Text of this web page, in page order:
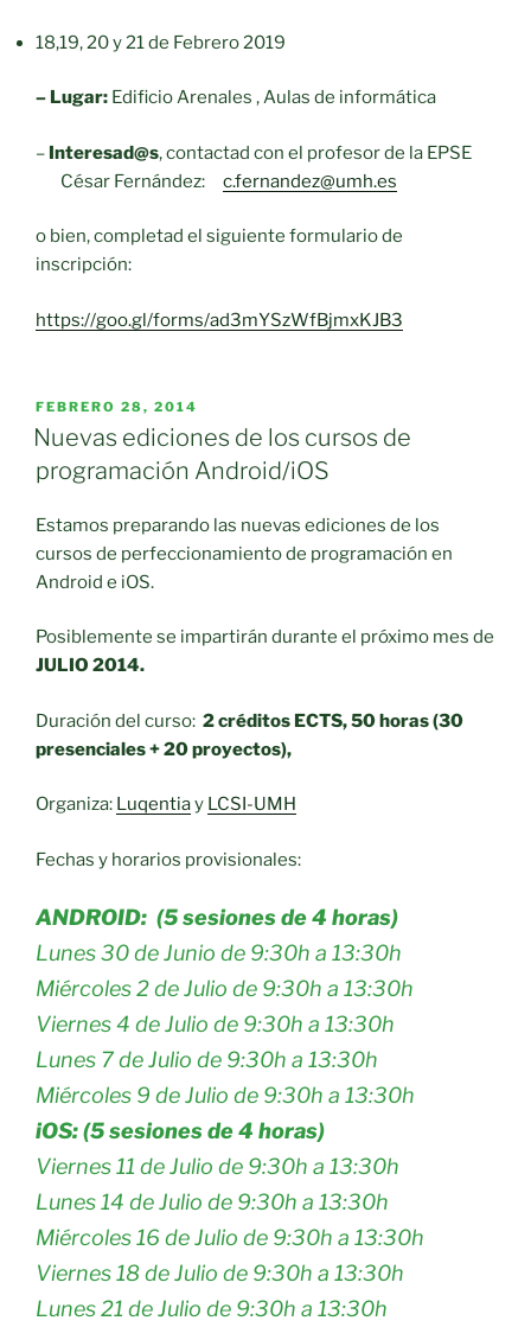
18,19, 20 y 21 de Febrero 2019
– Lugar: Edificio Arenales , Aulas de informática
– Interesad@s, contactad con el profesor de la EPSE
César Fernández: c.fernandez@umh.es
o bien, completad el siguiente formulario de
inscripción:
https://goo.gl/forms/ad3mYSzWfBjmxKJB3
PUBLICADO
EL
FEBRERO 28, 2014
Nuevas ediciones de los cursos de
programación Android/iOS
Estamos preparando las nuevas ediciones de los
cursos de perfeccionamiento de programación en
Android e iOS.
Posiblemente se impartirán durante el próximo mes de
JULIO 2014.
Duración del curso: 2 créditos ECTS,50 horas (30
presenciales + 20 proyectos),
Organiza: Luqentiay LCSI-UMH
Fechas y horarios provisionales:
ANDROID: (5 sesiones de 4 horas)
Lunes 30 de Junio de 9:30h a 13:30h
Miércoles 2 de Julio de 9:30h a 13:30h
Viernes 4 de Julio de 9:30h a 13:30h
Lunes 7 de Julio de 9:30h a 13:30h
Miércoles 9 de Julio de 9:30h a 13:30h
iOS:(5 sesiones de 4 horas)
Viernes 11 de Julio de 9:30h a 13:30h
Lunes 14 de Julio de 9:30h a 13:30h
Miércoles 16 de Julio de 9:30h a 13:30h
Viernes 18 de Julio de 9:30h a 13:30h
Lunes 21 de Julio de 9:30h a 13:30h